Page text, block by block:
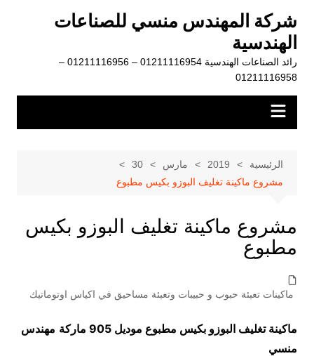
المحتوى
شركة المهندس منسي للصناعات
الهندسية
رائد الصناعات الهندسية 01211116954 – 01211116956 –
01211116958
الرئيسية 2019 مارس
30
مشروع ماكينة تغليف البوزو بكيس مطبوع
مشروع ماكينة تغليف البوزو بكيس
مطبوع
ماكينات تعبئة حبوب و حبيبات وتعبئة مساحيق في اكياس اوتوماتيك
ماكينة تغليف البوزو بكيس مطبوع موديل 905 ماركة
مهندس
منسي